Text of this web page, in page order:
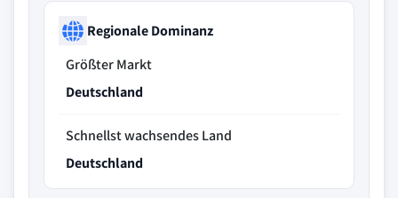
Regionale Dominanz
Größter Markt
Deutschland
Schnellst wachsendes Land
Deutschland